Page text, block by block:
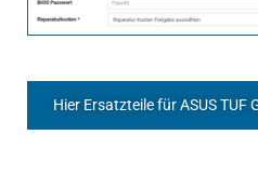
Hier Ersatzteile für ASUS TUF